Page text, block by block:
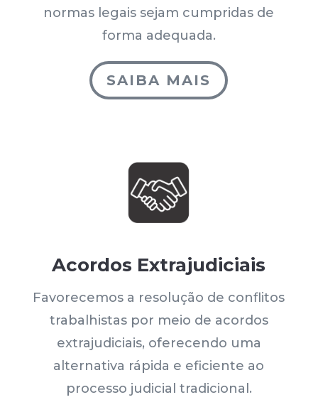
normas legais sejam cumpridas de
forma adequada.
SAIBA MAIS
Acordos Extrajudiciais
Favorecemos a resolução de conflitos
trabalhistas por meio de acordos
extrajudiciais, oferecendo uma
alternativa rápida e eficiente ao
processo judicial tradicional.